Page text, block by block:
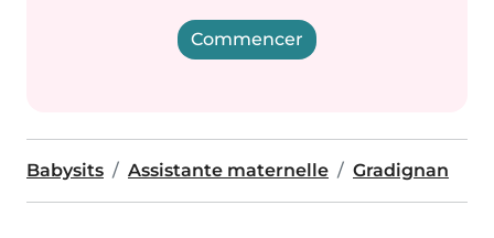
Commencer
Babysits Assistante maternelle Gradignan